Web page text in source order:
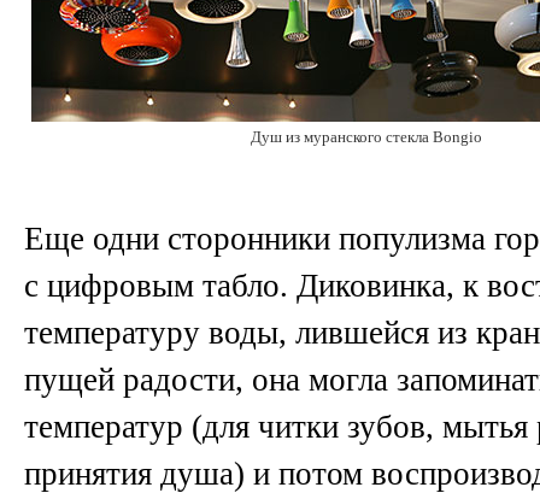
Душ из муранского стекла Bongio
Еще одни сторонники популизма
с цифровым табло. Диковинка, к
температуру воды, лившейся из
пущей радости, она могла
температур (для читки зубов,
принятия душа) и потом